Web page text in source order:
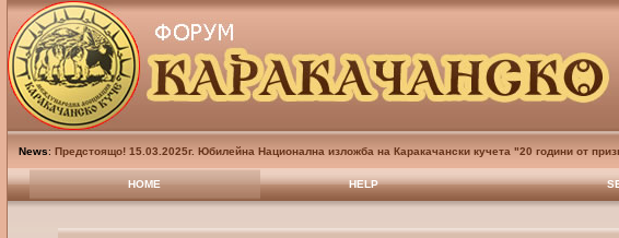
News: Предстоящо! 15.03.2025г. Юбилейна Национална изложба на Каракачански кучета "20 години от
HOME HELP